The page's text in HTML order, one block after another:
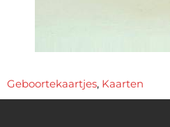
Geboortekaartjes, Kaarten